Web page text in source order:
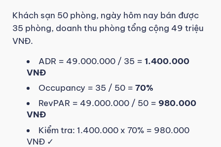
Khách sạn 50 phòng, ngày hôm nay bán được
35 phòng, doanh thu phòng tổng cộng 49 triệu
VNĐ.
ADR = 49.000.000 / 35 = 1.400.000
VNĐ
Occupancy = 35 / 50 = 70%
RevPAR = 49.000.000 / 50 = 980.000
VNĐ
Kiểm tra: 1.400.000 x 70% = 980.000
VNĐ ✓